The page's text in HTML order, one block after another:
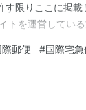
す限りここに掲載
トを運営してい
ください！ 配送
カナダ 2023/1/
1/12 6 国際eパ
際郵便 #国際宅急